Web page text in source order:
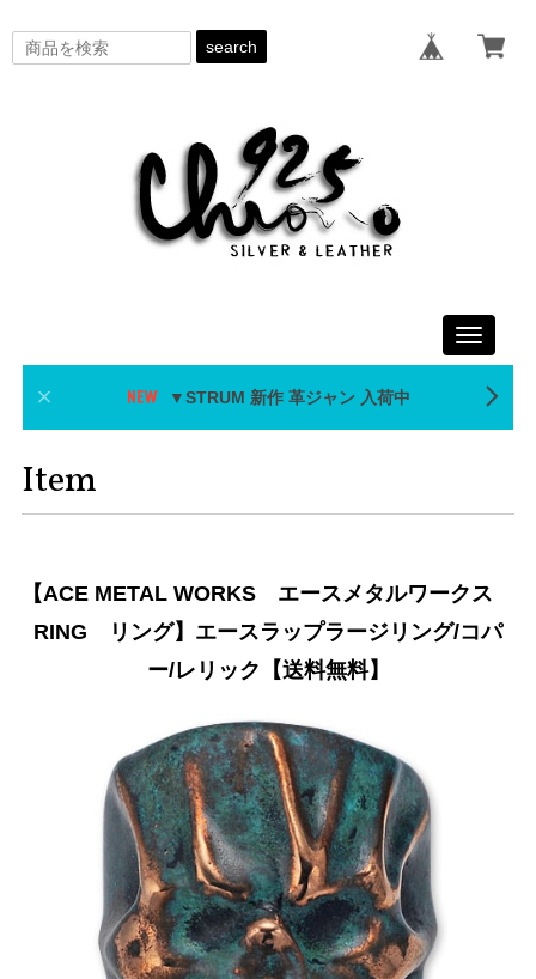
search
Toggle
▼STRUM 新作 革ジャン 入荷中
Item
【ACE METAL WORKS エースメタルワークス
RING リング】エースラップラージリング/コパ
ー/レリック【送料無料】